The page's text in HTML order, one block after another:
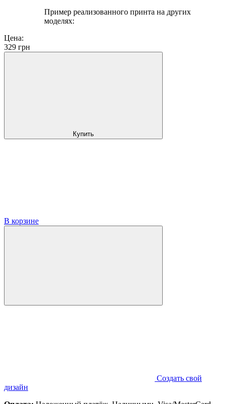
Пример реализованного принта на других
моделях:
Цена:
329 грн
Купить
В корзине
Создать свой
дизайн